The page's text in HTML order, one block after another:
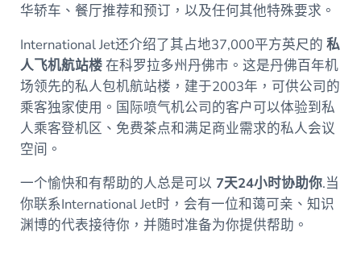
华轿车、餐厅推荐和预订，以及任何其他特殊要求。
International Jet还介绍了其占地37,000平方英尺的 私
人飞机航站楼在科罗拉多州丹佛市。这是丹佛百年机
场领先的私人包机航站楼，建于2003年，可供公司的
乘客独家使用。国际喷气机公司的客户可以体验到私
人乘客登机区、免费茶点和满足商业需求的私人会议
空间。
一个愉快和有帮助的人总是可以 7天24小时协助你.当
你联系International Jet时，会有一位和蔼可亲、知识
渊博的代表接待你，并随时准备为你提供帮助。